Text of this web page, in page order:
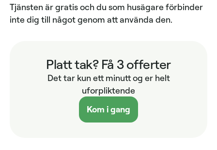
Tjänsten är gratis och du som husägare förbinder
inte dig till något genom att använda den.
Platt tak? Få 3 offerter
Det tar kun ett minutt og er helt
uforpliktende
Kom i gang